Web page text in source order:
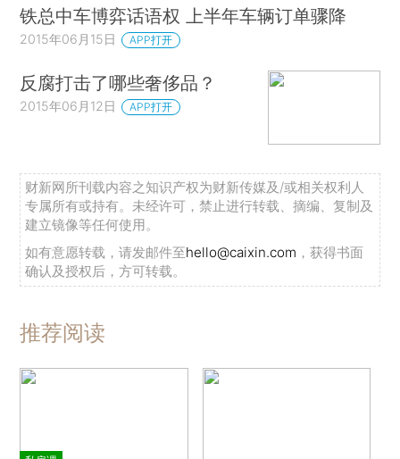
铁总中车博弈话语权 上半年车辆订单骤降
2015年06月15日 APP打开
反腐打击了哪些奢侈品？
2015年06月12日 APP打开
财新网所刊载内容之知识产权为财新传媒及/或相关权利人
专属所有或持有。未经许可，禁止进行转载、摘编、复制及
建立镜像等任何使用。
如有意愿转载，请发邮件至hello@caixin.com ，获得书面
确认及授权后，方可转载。
推荐阅读